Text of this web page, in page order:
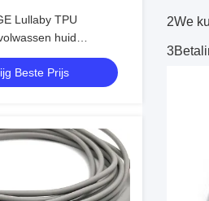
Lullaby TPU
huid
Voor Temperatuur
Beste Prijs
2We